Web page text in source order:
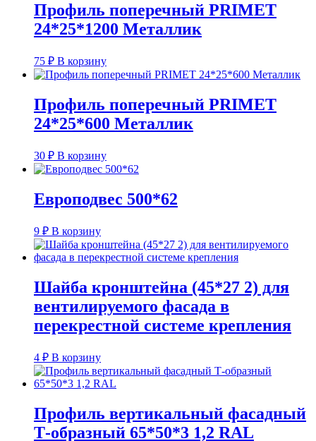
Профиль поперечный PRIMET
24*25*1200 Металлик
75 ₽ В корзину
Профиль поперечный PRIMET
24*25*600 Металлик
30 ₽ В корзину
Европодвес 500*62
9 ₽ В корзину
Шайба кронштейна (45*27 2) для
вентилируемого фасада в
перекрестной системе крепления
4 ₽ В корзину
Профиль вертикальный фасадный
Т-образный 65*50*3 1,2 RAL